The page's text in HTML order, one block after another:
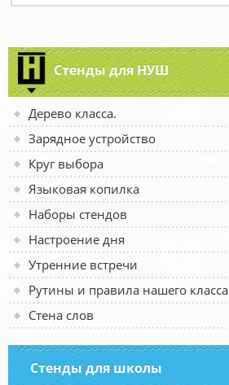
Стенды для НУШ
Дерево класса.
Зарядное устройство
Круг выбора
Языковая копилка
Наборы стендов
Настроение дня
Утренние встречи
Рутины и правила нашего класса
Стена слов
Стенды для школы